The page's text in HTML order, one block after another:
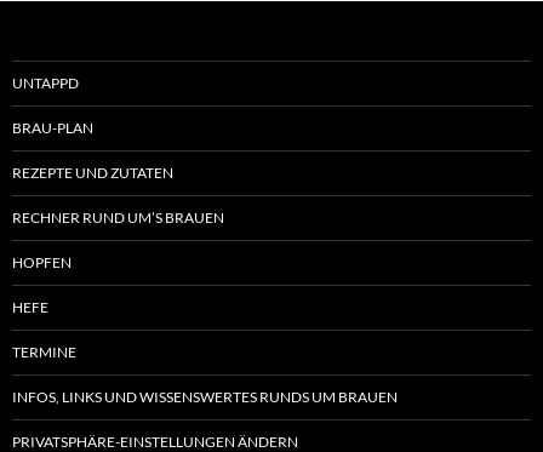
UNTAPPD
BRAU-PLAN
REZEPTE UND ZUTATEN
RECHNER RUND UM’S BRAUEN
HOPFEN
HEFE
TERMINE
INFOS, LINKS UND WISSENSWERTES RUNDS UM BRAUEN
PRIVATSPHÄRE-EINSTELLUNGEN ÄNDERN